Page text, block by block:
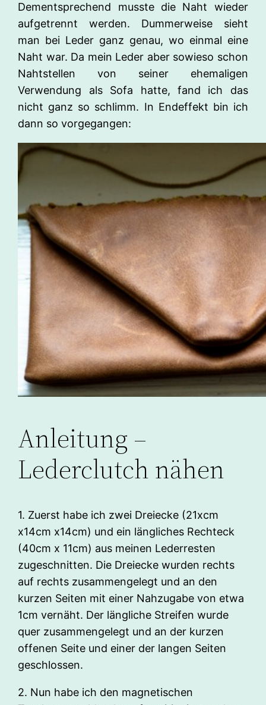
Dementsprechend musste die Naht wieder
aufgetrennt werden. Dummerweise sieht
man bei Leder ganz genau, wo einmal eine
Naht war. Da mein Leder aber sowieso schon
Nahtstellen von seiner ehemaligen
Verwendung als Sofa hatte, fand ich das
nicht ganz so schlimm. In Endeffekt bin ich
dann so vorgegangen:
Anleitung –
Lederclutch nähen
1. Zuerst habe ich zwei Dreiecke (21xcm
x14cm x14cm) und ein längliches Rechteck
(40cm x 11cm) aus meinen Lederresten
zugeschnitten. Die Dreiecke wurden rechts
auf rechts zusammengelegt und an den
kurzen Seiten mit einer Nahzugabe von etwa
1cm vernäht. Der längliche Streifen wurde
quer zusammengelegt und an der kurzen
offenen Seite und einer der langen Seiten
geschlossen.
2. Nun habe ich den magnetischen